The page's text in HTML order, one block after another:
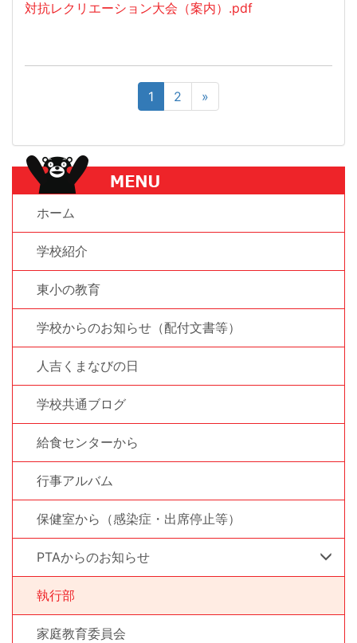
対抗レクリエーション大会（案内）.pdf
1 2 »
ホーム
学校紹介
東小の教育
学校からのお知らせ（配付文書等）
人吉くまなびの日
学校共通ブログ
給食センターから
行事アルバム
保健室から（感染症・出席停止等）
PTAからのお知らせ
執行部
家庭教育委員会